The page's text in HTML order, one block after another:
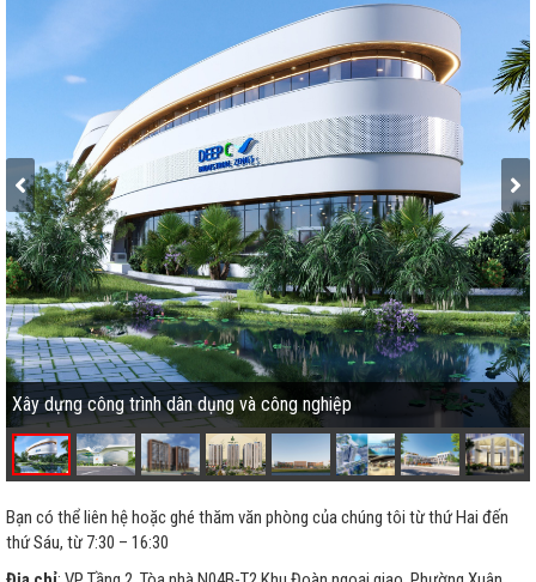
Xây dựng công trình dân dụng và công nghiệp
Bạn có thể liên hệ hoặc ghé thăm văn phòng của chúng tôi từ thứ Hai đến
thứ Sáu, từ 7:30 – 16:30